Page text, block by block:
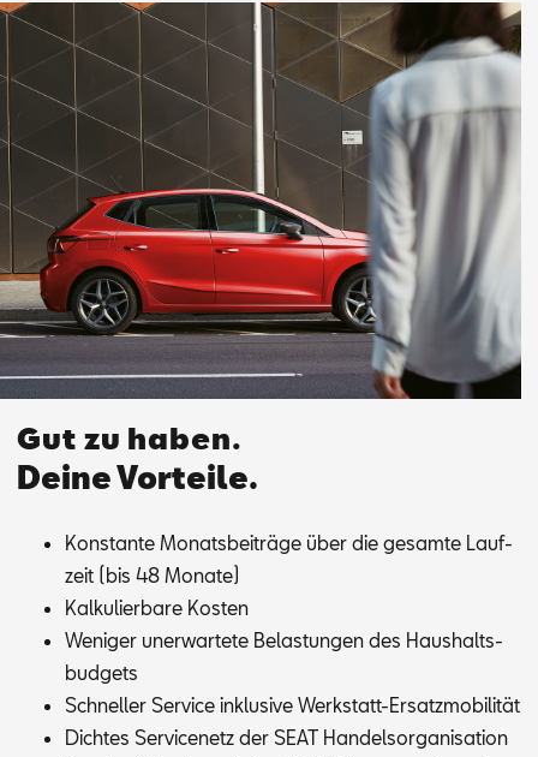
Gut zu haben.
Deine Vorteile.
Kon­stan­te Mo­nats­bei­trä­ge über die ge­sam­te Lauf­
zeit (bis 48 Mo­na­te)
Kal­ku­lier­ba­re Kos­ten
We­ni­ger un­er­war­te­te Be­las­tun­gen des Haus­halts­
bud­gets
Schnel­ler Ser­vice in­klu­si­ve Werk­statt-Er­satz­mo­bi­li­tät
Dich­tes Ser­vice­netz der SEAT Han­dels­or­ga­ni­sa­ti­on